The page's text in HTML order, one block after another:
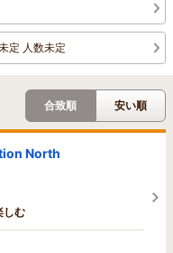
定 人数未定
合致順 安い順
North
しむ